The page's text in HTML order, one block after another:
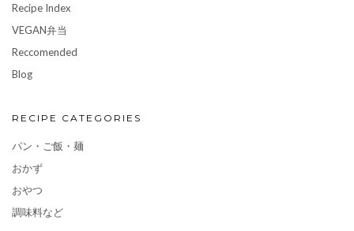
Recipe Index
VEGAN弁当
Reccomended
Blog
RECIPE CATEGORIES
パン・ご飯・麺
おかず
おやつ
調味料など